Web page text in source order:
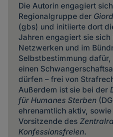
Die Autorin engagiert
Regionalgruppe der
(gbs) und initiierte dort
Jahren engagiert sie
Netzwerken und im
Selbstbestimmung
einen
dürfen – frei von
Außerdem ist sie bei der
für Humanes Sterben
ehrenamtlich aktiv,
Vorsitzende des
Konfessionsfreien.